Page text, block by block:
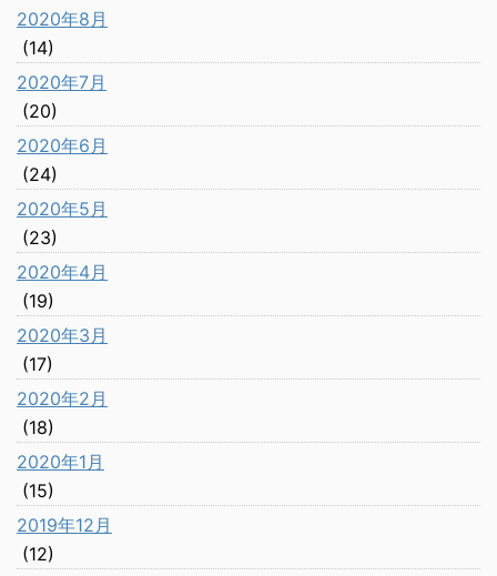
2020年8月
(14)
2020年7月
(20)
2020年6月
(24)
2020年5月
(23)
2020年4月
(19)
2020年3月
(17)
2020年2月
(18)
2020年1月
(15)
2019年12月
(12)